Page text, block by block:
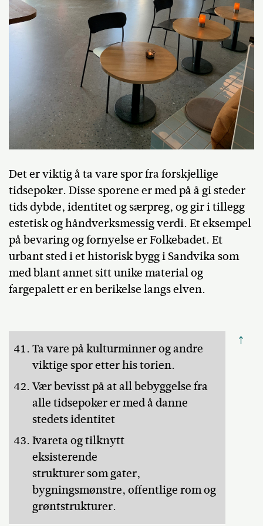
Det er viktig å ta vare spor fra forskjellige
tidsepoker. Disse sporene er med på å gi steder
tids dybde, identitet og særpreg, og gir i tillegg
estetisk og håndverksmessig verdi. Et eksempel
på bevaring og fornyelse er Folkebadet. Et
urbant sted i et historisk bygg i Sandvika som
med blant annet sitt unike material og
fargepalett er en berikelse langs elven.
Ta vare på kulturminner og andre
viktige spor etter his torien.
Vær bevisst på at all bebyggelse fra
alle tidsepoker er med å danne
stedets identitet
Ivareta og tilknytt
eksisterende
strukturer som gater,
bygningsmønstre, offentlige rom og
grøntstrukturer.
↑